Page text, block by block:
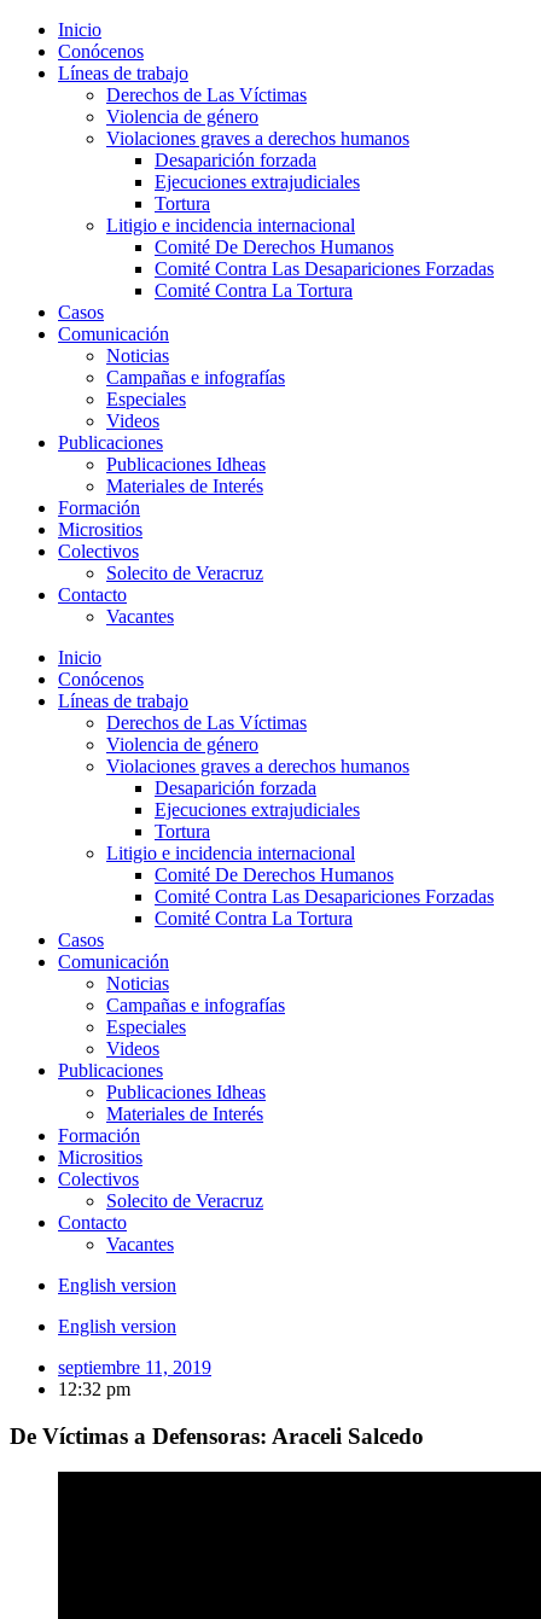
Inicio
Conócenos
Líneas de trabajo
Derechos de Las Víctimas
Violencia de género
Violaciones graves a derechos humanos
Desaparición forzada​
Ejecuciones extrajudiciales
Tortura
Litigio e incidencia internacional
Comité De Derechos Humanos​
Comité Contra Las Desapariciones Forzadas
Comité Contra La Tortura​
Casos
Comunicación
Noticias
Campañas e infografías
Especiales
Videos
Publicaciones
Publicaciones Idheas
Materiales de Interés
Formación
Micrositios
Colectivos
Solecito de Veracruz
Contacto
Vacantes
Inicio
Conócenos
Líneas de trabajo
Derechos de Las Víctimas
Violencia de género
Violaciones graves a derechos humanos
Desaparición forzada​
Ejecuciones extrajudiciales
Tortura
Litigio e incidencia internacional
Comité De Derechos Humanos​
Comité Contra Las Desapariciones Forzadas
Comité Contra La Tortura​
Casos
Comunicación
Noticias
Campañas e infografías
Especiales
Videos
Publicaciones
Publicaciones Idheas
Materiales de Interés
Formación
Micrositios
Colectivos
Solecito de Veracruz
Contacto
Vacantes
English version
English version
septiembre 11, 2019
12:32 pm
De Víctimas a Defensoras: Araceli Salcedo